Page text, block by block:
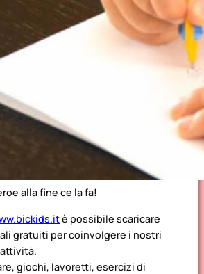
alla fine ce la fa!
è possibile scaricare
gratuiti per coinvolgere i nostri
giochi, lavoretti, esercizi di